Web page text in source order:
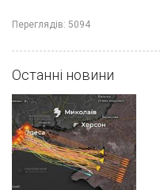
Переглядів: 5094
Останні новини